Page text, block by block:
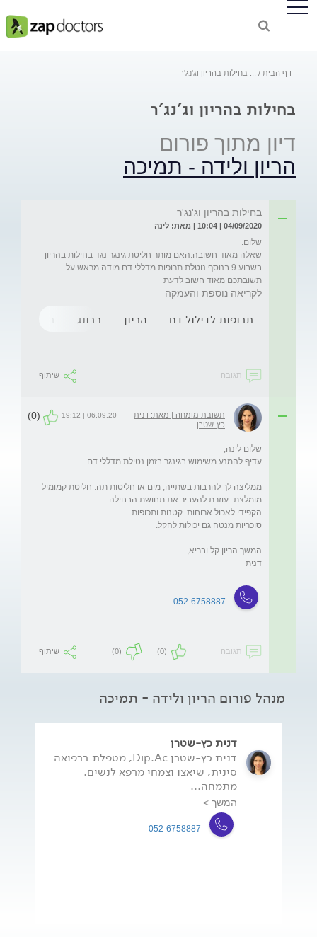
דף הבית בחילות בהריון וג'נג'ר
בחילות בהריון וג'נג'ר
דיון מתוך פורום
הריון ולידה - תמיכה
בחילות בהריון וג'נג'ר
04/09/2020 | 10:04 | מאת: לינה
שאלה מאוד חשובה.האם מותר חליטת גינגר נגד בחילות בהריון
בשבוע 9.בנוסף נוטלת תרופות מדללי דם.מודה מראש על
תשובתכם מאוד חשוב לדעת
לקריאה נוספת והעמקה
תרופות לדילול דם הריון בבונג
תגובה שיתוף
תשובת מומחה | מאת: דנית
כץ-שטרן
06.09.20 | 19:12
(0)
ממליצה לך להרבות בשתייה, מים או חליטות תה. חליטת קמומיל
052-6758887
תגובה (0)
(0) שיתוף
מנהל פורום הריון ולידה - תמיכה
דנית כץ-שטרן
דנית כץ-שטרן Dip.Ac, מטפלת ברפואה
סינית, שיאצו וצמחי מרפא לנשים.
מתמחה...
המשך >
052-6758887